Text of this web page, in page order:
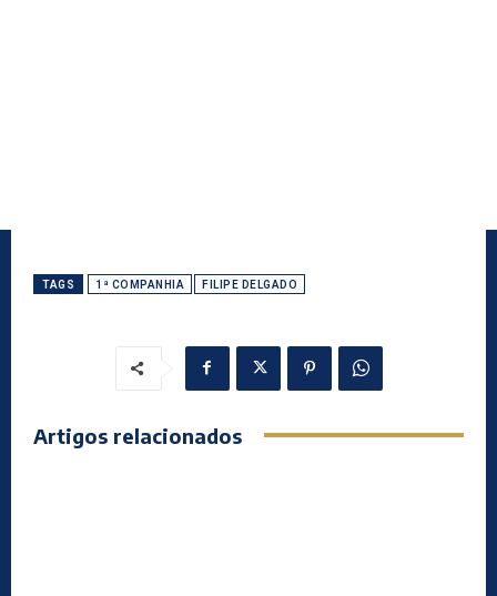
TAGS 1ª COMPANHIA FILIPE DELGADO
Artigos relacionados